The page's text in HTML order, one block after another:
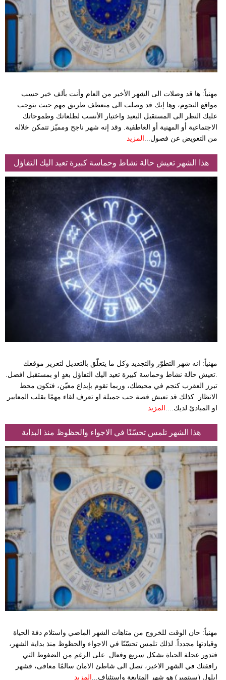
مهنياً: ها قد وصلات الى الشهر الأخير من العام وأنت بألف خير حسب
مواقع النجوم، وها إنك قد وصلت الى منعطف طريق مهم حيث يتوجب
عليك النظر الى المستقبل البعيد واختيار الأنسب لطلعاتك وطموحاتك
الاجتماعية أو المهنية أو العاطفية. وقد إنه شهر ناجح ومميّز تتمكن خلاله
من التعويض عن فصول... المزيد
هذا الشهر تعيش حالة نشاط وحماسة كبيرة تعيد اليك التفاؤل
مهنياً: انه شهر التطوّر والتجديد وكل ما يتعلّق بالتعديل لتعزيز موقعك
.تعيش حالة نشاط وحماسة كبيرة تعيد اليك التفاؤل بغدٍ او بمستقبل افضل.
تبرز العقرب كنجم في محيطك، وربما تقوم بإبداع معيّن، فتكون محط
الانظار. كذلك قد تعيش قصة حب جميلة او تعرف لقاء مهمًا يقلب المعايير
او المبادئ لديك....
المزيد
هذا الشهر تلمس تحسّنًا في الاجواء والحظوظ منذ البداية
مهنياً: حان الوقت للخروج من متاهات الشهر الماضي واستلام دفة الحياة
وقيادتها مجدداً. لذلك تلمس تحسّنًا في الاجواء والحظوظ منذ بداية الشهر،
فتدور عجلة الحياة بشكل سريع وفعال. على الرغم من الضغوط التي
رافقتك في الشهر الاخير، تصل الى شاطئ الامان سالمًا معافى، فشهر
ايلول (سبتمبر) هو شهر المتابعة واستئناف... المزيد